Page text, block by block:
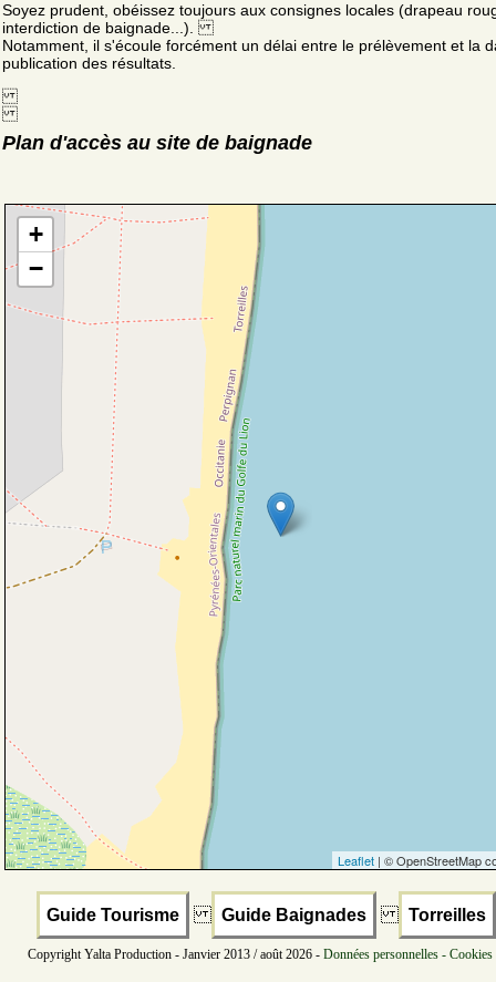
Soyez prudent, obéissez toujours aux consignes locales (drapeau
interdiction de baignade...).
Notamment, il s'écoule forcément un délai entre le prélèvement et la
publication des résultats.
Plan d'accès au site de baignade
+
−
Leaflet | © OpenStreetMap
Guide Tourisme Guide Baignades Torreilles
Copyright Yalta Production - Janvier 2013 / août 2026 - Données personnelles -